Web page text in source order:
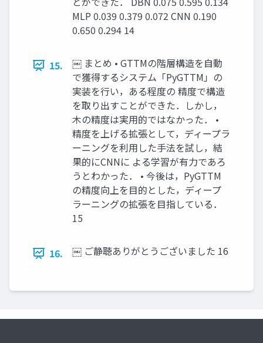
MLP 0.039 0.379 0.072 CNN 0.190
0.650 0.294 14
15.
￼ まとめ • GTTMの階層構造を自動
で獲得するシステム「PyGTTM」の
実装を行い，ある程度の 精度で構造
を取り出すことができた．しかし，
木の精度は実用的ではなかった． •
精度を上げる拡張として，ディープラ
ーニングを利用した手法を試し，結
果的にCNNに よる学習が有力であろ
うとわかった． • 今後は，PyGTTM
の精度向上を目的とした，ディープ
ラーニングの拡張を目指している．
15
16. ￼ ご静聴ありがとうございました 16